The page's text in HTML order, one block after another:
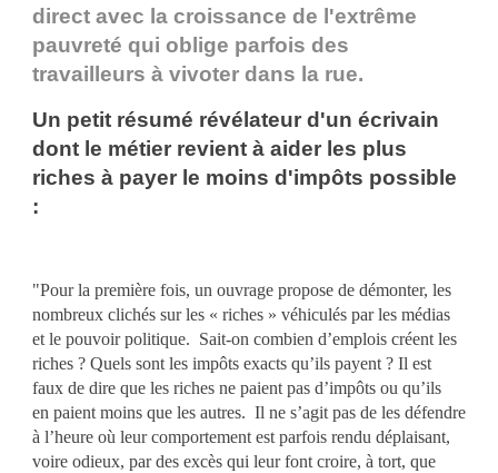
direct avec la croissance de l'extrême
pauvreté qui oblige parfois des
travailleurs à vivoter dans la rue.
Un petit résumé révélateur d'un écrivain
dont le métier revient à aider les plus
riches à payer le moins d'impôts possible
:
"Pour la première fois, un ouvrage propose de démonter, les
nombreux clichés sur les « riches » véhiculés par les médias
et le pouvoir politique. Sait-on combien d’emplois créent les
riches ? Quels sont les impôts exacts qu’ils payent ? Il est
faux de dire que les riches ne paient pas d’impôts ou qu’ils
en paient moins que les autres. Il ne s’agit pas de les défendre
à l’heure où leur comportement est parfois rendu déplaisant,
voire odieux, par des excès qui leur font croire, à tort, que